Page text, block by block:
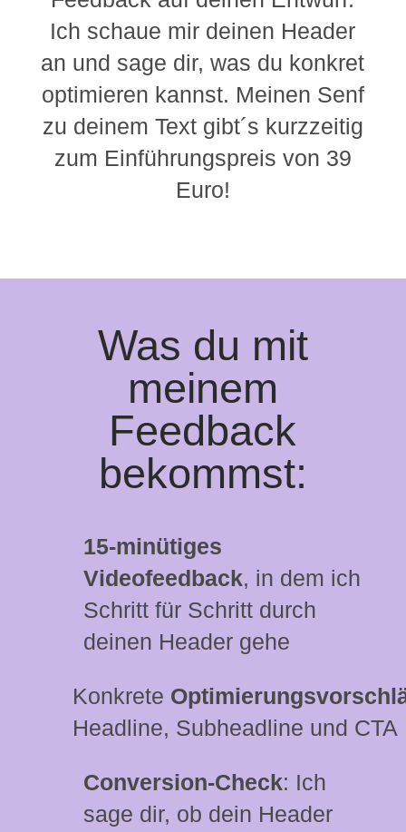
Ich schaue mir deinen Header
an und sage dir, was du konkret
optimieren kannst. Meinen Senf
zu deinem Text gibt´s kurzzeitig
zum Einführungspreis von 39
Euro!
Was du mit
meinem
Feedback
bekommst:
15-minütiges
Videofeedback, in dem ich
Schritt für Schritt durch
deinen Header gehe
Konkrete
Headline, Subheadline und CTA
Conversion-Check: Ich
sage dir, ob dein Header